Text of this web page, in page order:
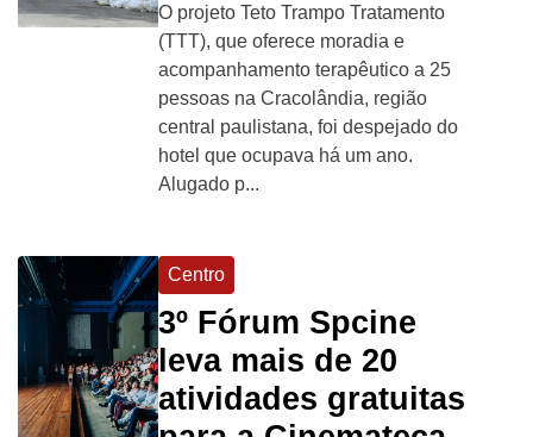
O projeto Teto Trampo Tratamento
(TTT), que oferece moradia e
acompanhamento terapêutico a 25
pessoas na Cracolândia, região
central paulistana, foi despejado do
hotel que ocupava há um ano.
Alugado p...
Centro
3º Fórum Spcine
leva mais de 20
atividades gratuitas